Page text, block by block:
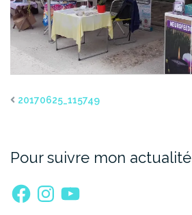
20170625_115749
Pour suivre mon actualité
FacebookInstagramYouTube